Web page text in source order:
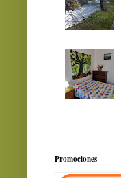
Promociones